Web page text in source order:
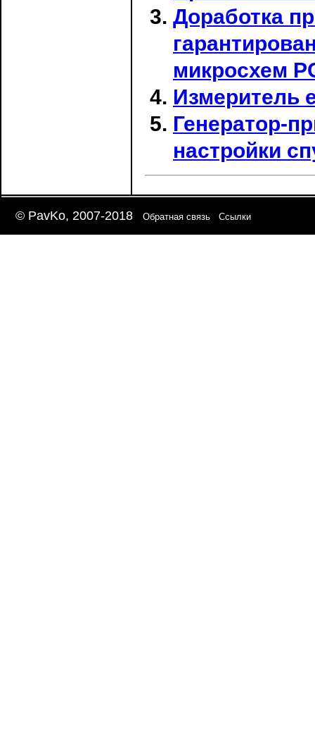
Доработка
микросхем
Измеритель
Генератор-
настройки
© PavKo, 2007-2018 Обратная связь Ссылки